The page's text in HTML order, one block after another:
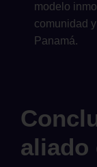
modelo
comunidad
Panamá.
aliado